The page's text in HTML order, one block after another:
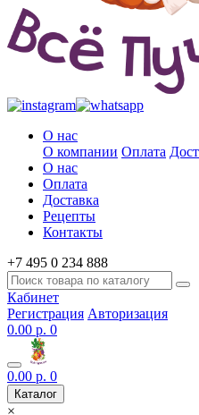
О нас
О компании Оплата
О нас
Оплата
Доставка
Рецепты
Контакты
+7 495 0 234 888
Кабинет
Регистрация Авторизация
0.00 р. 0
0.00 р. 0
Каталог
×